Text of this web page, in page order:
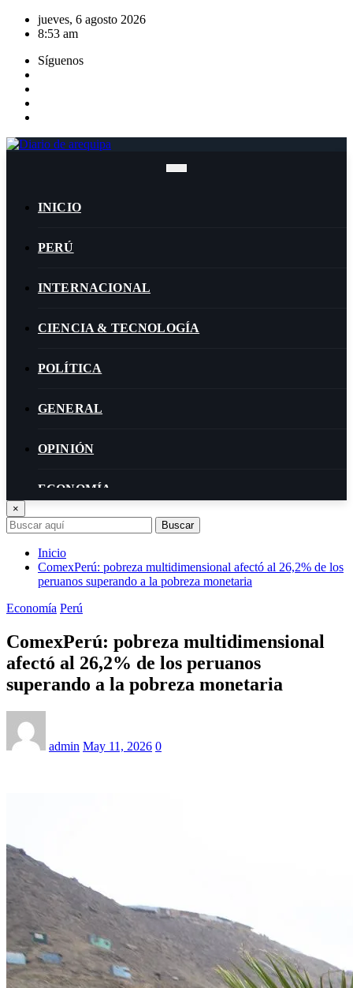
Saltar
jueves, 6 agosto 2026
8:53 am
Síguenos
INICIO
PERÚ
INTERNACIONAL
CIENCIA & TECNOLOGÍA
POLÍTICA
GENERAL
OPINIÓN
ECONOMÍA
BIENESTAR
×
Buscar
Inicio
ComexPerú: pobreza multidimensional afectó al 26,2% de los
peruanos superando a la pobreza monetaria
Economía Perú
ComexPerú: pobreza multidimensional
afectó al 26,2% de los peruanos
superando a la pobreza monetaria
admin May 11, 2026 0